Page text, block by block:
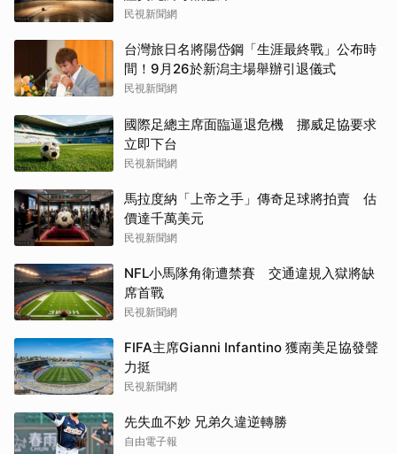
民視新聞網
台灣旅日名將陽岱鋼「生涯最終戰」公布時
間！9月26於新潟主場舉辦引退儀式
民視新聞網
國際足總主席面臨逼退危機 挪威足協要求
立即下台
民視新聞網
馬拉度納「上帝之手」傳奇足球將拍賣 估
價達千萬美元
民視新聞網
NFL小馬隊角衛遭禁賽 交通違規入獄將缺
席首戰
民視新聞網
FIFA主席Gianni Infantino 獲南美足協發聲
力挺
民視新聞網
先失血不妙 兄弟久違逆轉勝
自由電子報